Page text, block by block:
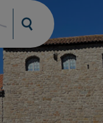
Moteur de